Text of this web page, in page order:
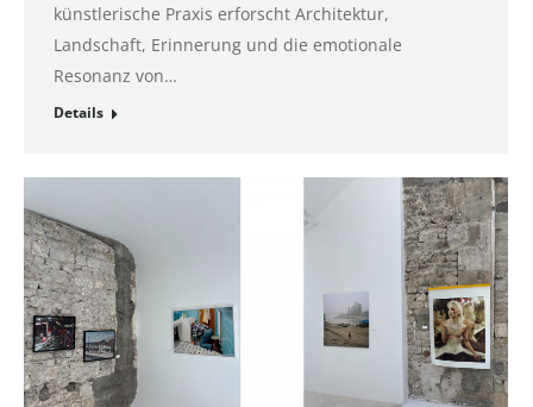
künstlerische Praxis erforscht Architektur,
Landschaft, Erinnerung und die emotionale
Resonanz von…
Details